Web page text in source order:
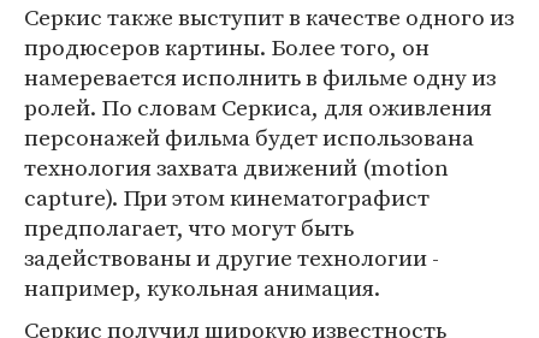
Серкис также выступит в качестве одного из
продюсеров картины. Более того, он
намеревается исполнить в фильме одну из
ролей. По словам Серкиса, для оживления
персонажей фильма будет использована
технология захвата движений (motion
capture). При этом кинематографист
предполагает, что могут быть
задействованы и другие технологии -
например, кукольная анимация.
Серкис получил широкую известность